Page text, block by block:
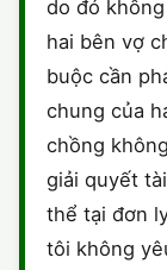
THUẾ - BẢO
HÌNH SỰ
HÔN NHÂN
LAO ĐỘNG
SỞ HỮU TRÍ
THỪA KẾ -
DOANH
HỘ KINH
SỞ HỮU TRÍ
LÝ LỊCH TƯ
TRÍCH LỤC
HỢP ĐỒNG
TỐ TỤNG
KHÁC
do đó
hai bên vợ
buộc cần
chung của
chồng
giải quyết
thể tại đơn
tôi không